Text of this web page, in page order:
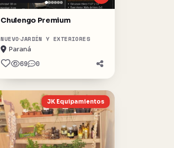
Chulengo Premium
NUEVOJARDÍN Y EXTERIORES
Paraná
69 0
JK Equipamientos